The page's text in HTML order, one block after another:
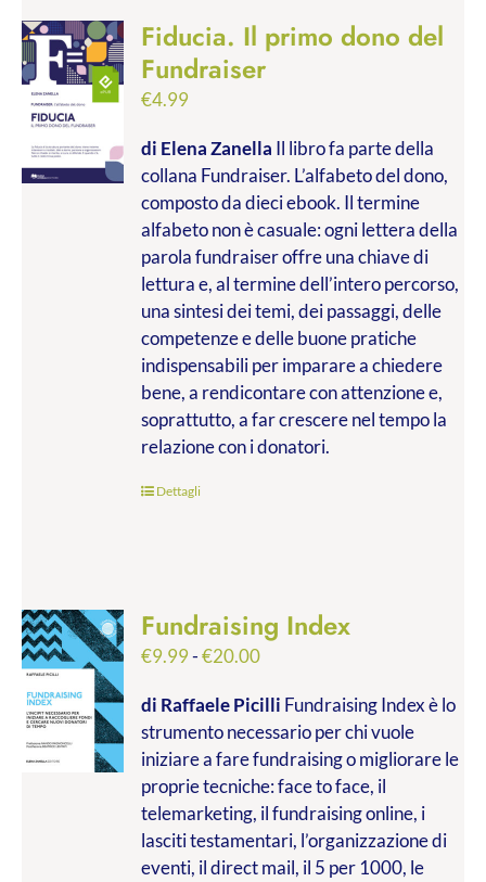
Fiducia. Il primo dono del
Fundraiser
€4.99
di Elena Zanella Il libro fa parte della
collana Fundraiser. L’alfabeto del dono,
composto da dieci ebook. Il termine
alfabeto non è casuale: ogni lettera della
parola fundraiser offre una chiave di
lettura e, al termine dell’intero percorso,
una sintesi dei temi, dei passaggi, delle
competenze e delle buone pratiche
indispensabili per imparare a chiedere
bene, a rendicontare con attenzione e,
soprattutto, a far crescere nel tempo la
relazione con i donatori.
Dettagli
Fundraising Index
€9.99-€20.00Fascia
prezzo:
da
€9.99
a
€20.00
di Raffaele Picilli Fundraising Index è lo
strumento necessario per chi vuole
iniziare a fare fundraising o migliorare le
proprie tecniche: face to face, il
telemarketing, il fundraising online, i
lasciti testamentari, l’organizzazione di
eventi, il direct mail, il 5 per 1000, le